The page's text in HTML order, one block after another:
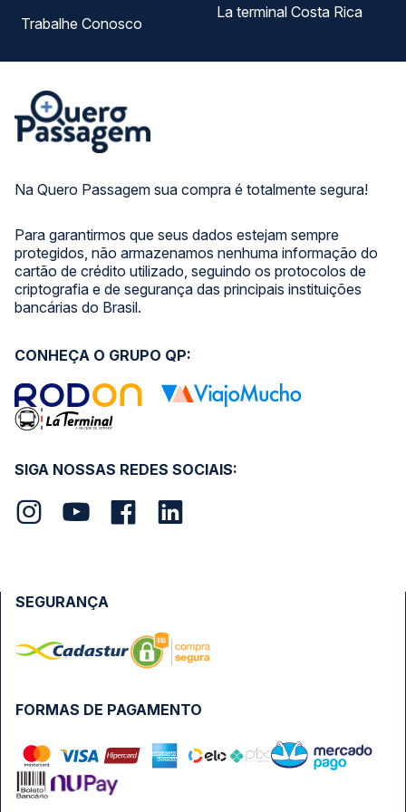
Na Quero Passagem sua compra é totalmente segura!
Para garantirmos que seus dados estejam sempre
protegidos, não armazenamos nenhuma informação do
cartão de crédito utilizado, seguindo os protocolos de
criptografia e de segurança das principais instituições
bancárias do Brasil.
Trabalhe Conosco
La terminal Costa Rica
SIGA NOSSAS REDES SOCIAIS:
CONHEÇA O GRUPO QP:
FORMAS DE PAGAMENTO
SEGURANÇA